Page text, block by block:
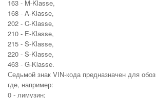
163 - M-Klasse,
168 - A-Klasse,
202 - C-Klasse,
210 - E-Klasse,
215 - S-Klasse,
220 - S-Klasse,
463 - G-Klasse.
Седьмой знак VIN-кода предназначен для
где, например:
0 - лимузин;